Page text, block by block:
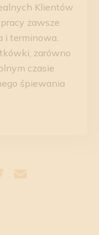
Twitter
Klientów
zawsze
i terminowa.
zarówno
czasie
śpiewania